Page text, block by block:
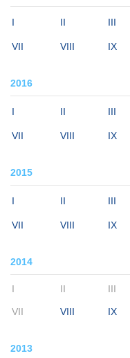
I II III
VII VIII IX
2016
I II III
VII VIII IX
2015
I II III
VII VIII IX
2014
I II III
VII VIII IX
2013